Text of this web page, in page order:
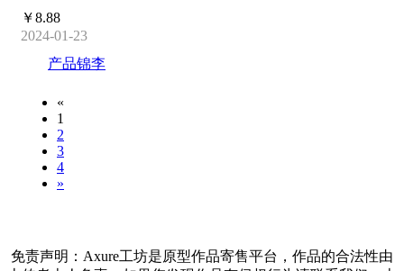
￥8.88
2024-01-23
产品锦李
«
1
2
3
4
»
免责声明：Axure工坊是原型作品寄售平台，作品的合法性由